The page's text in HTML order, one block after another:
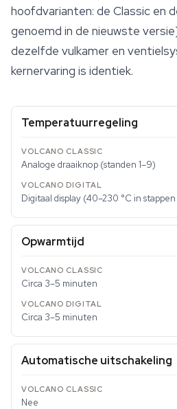
hoofdvarianten: de Classic en
genoemd in de nieuwste
dezelfde vulkamer en
kernervaring is identiek.
Temperatuurregeling
Analoge draaiknop (standen 1–9)
Digitaal display (40–230 °C in stappen
Opwarmtijd
Circa 3–5 minuten
Circa 3–5 minuten
Automatische uitschakeling
Nee